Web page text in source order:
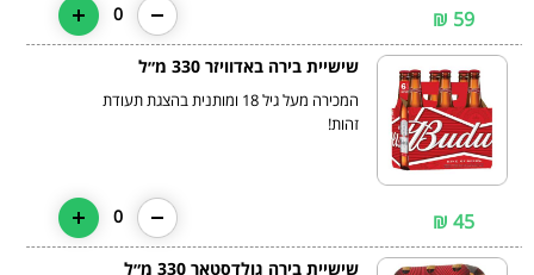
59 ₪
0
שישיית בירה באדוויזר 330 מ״ל
המכירה מעל גיל 18 ומותנית בהצגת תעודת
זהות!
45 ₪
0
שישיית בירה גולדסטאר 330 מ״ל